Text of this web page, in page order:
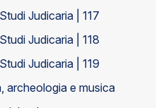
Judicaria | 117
Judicaria | 118
Judicaria | 119
archeologia e musica